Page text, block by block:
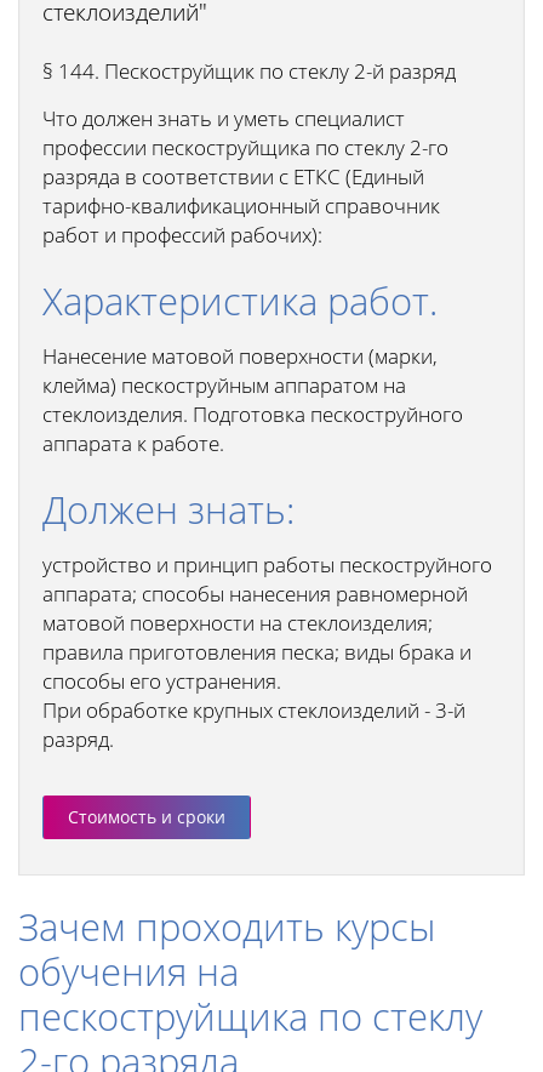
стеклоизделий"
§ 144. Пескоструйщик по стеклу 2-й разряд
Что должен знать и уметь специалист
профессии пескоструйщика по стеклу 2-го
разряда в соответствии с ЕТКС (Единый
тарифно-квалификационный справочник
работ и профессий рабочих):
Характеристика работ.
Нанесение матовой поверхности (марки,
клейма) пескоструйным аппаратом на
стеклоизделия. Подготовка пескоструйного
аппарата к работе.
Должен знать:
устройство и принцип работы пескоструйного
аппарата; способы нанесения равномерной
матовой поверхности на стеклоизделия;
правила приготовления песка; виды брака и
способы его устранения.
При обработке крупных стеклоизделий - 3-й
разряд.
Стоимость и сроки
Зачем проходить курсы
обучения на
пескоструйщика по стеклу
2-го разряда